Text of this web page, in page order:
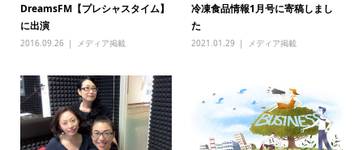
DreamsFM【プレシャスタイム】
に出演
2016.09.26 メディア掲載
冷凍食品情報1月号に寄稿しまし
た
2021.01.29 メディア掲載